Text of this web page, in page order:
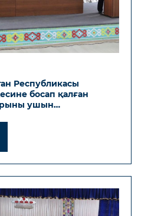
Республикасы
босап қалған
ушын